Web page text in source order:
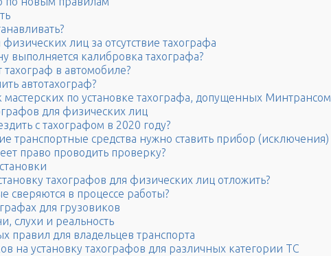
лиц за отсутствие тахографа
выполняется калибровка тахографа?
тахограф в автомобиле?
автотахограф?
мастерских по установке тахографа, допущенных Минтрансом
для физических лиц
с тахографом в 2020 году?
транспортные средства нужно ставить прибор (исключения)
право проводить проверку?
тахографов для физических лиц отложить?
сверяются в процессе работы?
для грузовиков
слухи и реальность
правил для владельцев транспорта
на установку тахографов для различных категории ТС